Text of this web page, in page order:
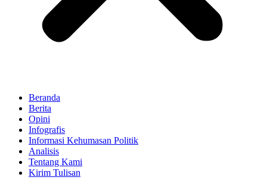
Beranda
Berita
Opini
Infografis
Informasi Kehumasan Politik
Analisis
Tentang Kami
Kirim Tulisan